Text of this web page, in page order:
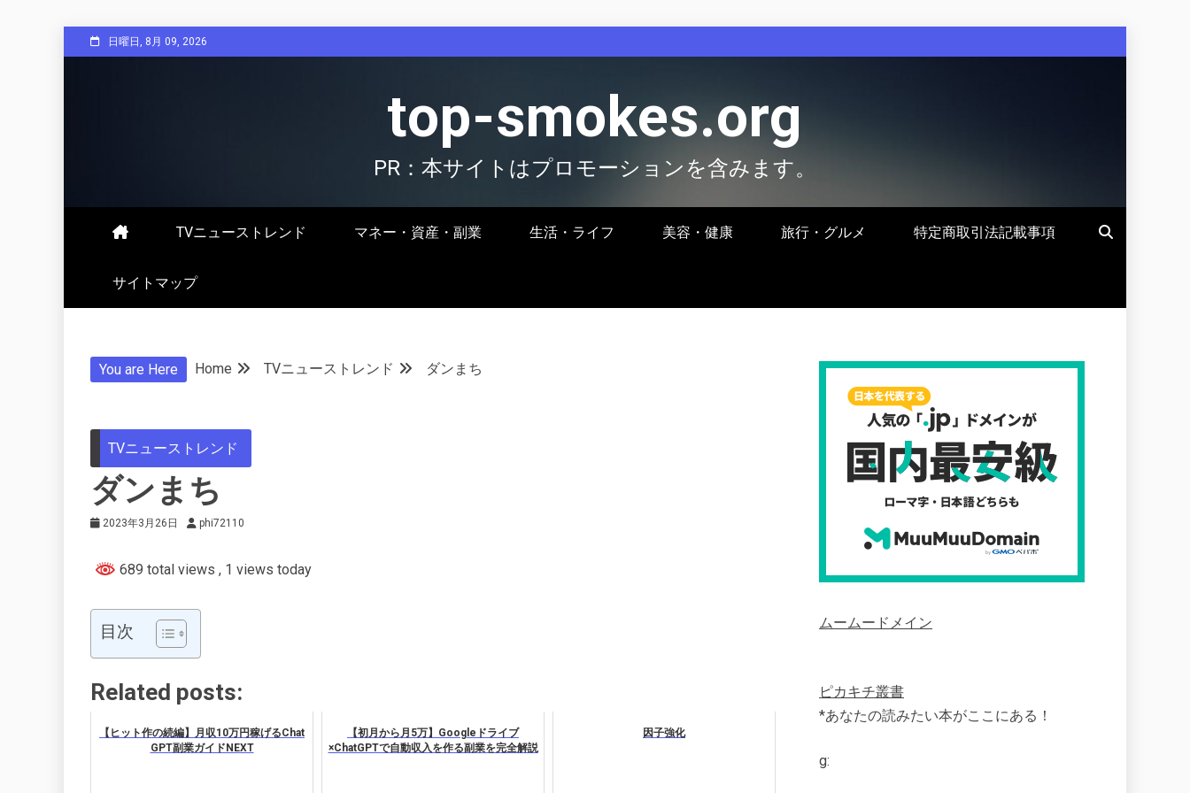
to
日曜日, 8月 09, 2026
top-smokes.org
PR：本サイトはプロモーションを含みます。
TVニューストレンド マネー・資産・副業 生活・ライフ 美容・健康 旅行・グルメ 特定商取引法記載事項
サイトマップ
You are Here Home TVニューストレンド ダンまち
TVニューストレンド
ダンまち
2023年3月26日 phi72110
689 total views , 1 views today
目次
Related posts:
【ヒット作の続編】月収10万円稼げるChat
GPT副業ガイドNEXT
【初月から月5万】Googleドライブ
×ChatGPTで自動収入を作る副業を完全解説
因子強化
ムームードメイン
ピカキチ叢書
*あなたの読みたい本がここにある！
g: